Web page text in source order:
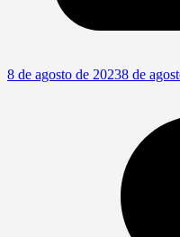
8 de agosto de 20238 de